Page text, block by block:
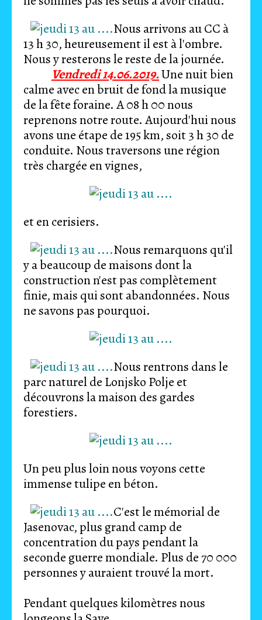
Nous arrivons au CC à
13 h 30, heureusement il est à l'ombre.
Nous y resterons le reste de la journée.
Vendredi 14.06.2019.Une nuit bien
calme avec en bruit de fond la musique
de la fête foraine. A 08 h 00 nous
reprenons notre route. Aujourd'hui nous
avons une étape de 195 km, soit 3 h 30 de
conduite. Nous traversons une région
très chargée en vignes,
et en cerisiers.
Nous remarquons qu'il
y a beaucoup de maisons dont la
construction n'est pas complètement
finie, mais qui sont abandonnées. Nous
ne savons pas pourquoi.
Nous rentrons dans le
parc naturel de Lonjsko Polje et
découvrons la maison des gardes
forestiers.
Un peu plus loin nous voyons cette
immense tulipe en béton.
C'est le mémorial de
Jasenovac, plus grand camp de
concentration du pays pendant la
seconde guerre mondiale. Plus de 70 000
personnes y auraient trouvé la mort.
Pendant quelques kilomètres nous